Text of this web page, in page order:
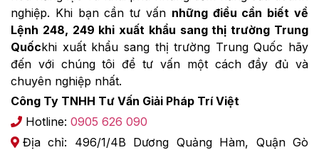
nghiệp. Khi bạn cần tư vấn những điều cần biết về
Lệnh 248, 249 khi xuất khẩu sang thị trường Trung
Quốckhi xuất khẩu sang thị trường Trung Quốc hãy
đến với chúng tôi để tư vấn một cách đầy đủ và
chuyên nghiệp nhất.
Công Ty TNHH Tư Vấn Giải Pháp Trí Việt
Hotline: 0905 626 090
Địa chỉ: 496/1/4B Dương Quảng Hàm, Quận Gò